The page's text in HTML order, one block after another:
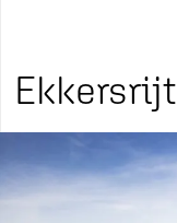
Ekkersrijt